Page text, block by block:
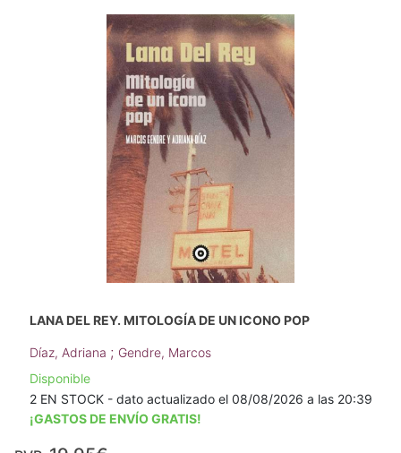
LANA DEL REY. MITOLOGÍA DE UN ICONO POP
Díaz, Adriana ; Gendre, Marcos
Disponible
2 EN STOCK - dato actualizado el 08/08/2026 a las 20:39
¡GASTOS DE ENVÍO GRATIS!